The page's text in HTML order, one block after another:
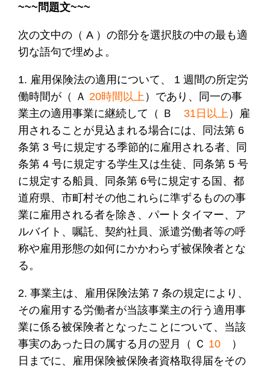
~~~問題文~~~
次の文中の（ A ）の部分を選択肢の中の最も適
切な語句で埋めよ。
1. 雇用保険法の適用について、 1 週間の所定労
働時間が（ Ａ 20時間以上 ）であり、同一の事
業主の適用事業に継続して（ Ｂ31日以上 ）雇
用されることが見込まれる場合には、同法第 6
条第 3 号に規定する季節的に雇用される者、同
条第 4 号に規定する学生又は生徒、同条第 5 号
に規定する船員、同条第 6号に規定する国、都
道府県、市町村その他これらに準ずるものの事
業に雇用される者を除き、パートタイマー、ア
ルバイト、嘱託、契約社員、派遣労働者等の呼
称や雇用形態の如何にかかわらず被保険者とな
る。
2. 事業主は、雇用保険法第 7 条の規定により、
その雇用する労働者が当該事業主の行う適用事
業に係る被保険者となったことについて、当該
事実のあった日の属する月の翌月（ Ｃ 10
）
日までに、雇用保険被保険者資格取得届をその